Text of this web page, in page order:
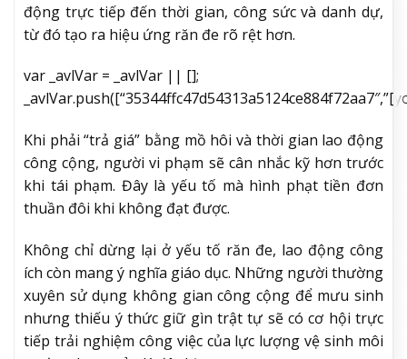
động trực tiếp đến thời gian, công sức và danh dự,
từ đó tạo ra hiệu ứng răn đe rõ rệt hơn.
var _avlVar = _avlVar || [];
Khi phải “trả giá” bằng mồ hôi và thời gian lao động
công cộng, người vi phạm sẽ cân nhắc kỹ hơn trước
khi tái phạm. Đây là yếu tố mà hình phạt tiền đơn
thuần đôi khi không đạt được.
Không chỉ dừng lại ở yếu tố răn đe, lao động công
ích còn mang ý nghĩa giáo dục. Những người thường
xuyên sử dụng không gian công cộng để mưu sinh
nhưng thiếu ý thức giữ gìn trật tự sẽ có cơ hội trực
tiếp trải nghiệm công việc của lực lượng vệ sinh môi